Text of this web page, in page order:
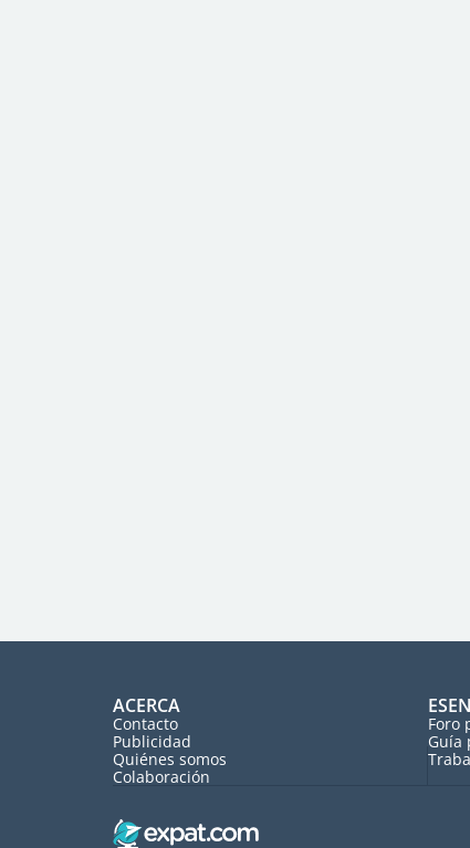
ACERCA
Contacto
Publicidad
Quiénes somos
Colaboración
Foro
Guía